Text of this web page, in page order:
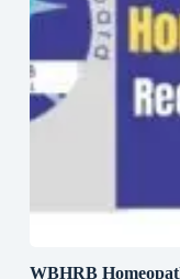
WBHRB